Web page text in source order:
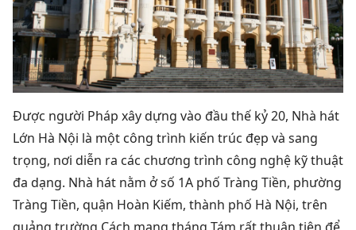
Được người Pháp xây dựng vào đầu thế kỷ 20, Nhà hát
Lớn Hà Nội là một công trình kiến ​​trúc đẹp và sang
trọng, nơi diễn ra các chương trình công nghệ kỹ thuật
đa dạng. Nhà hát nằm ở số 1A phố Tràng Tiền, phường
Tràng Tiền, quận Hoàn Kiếm, thành phố Hà Nội, trên